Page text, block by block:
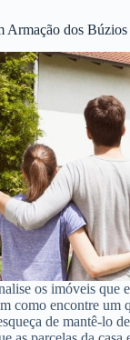
Armação dos Búzios
os imóveis que
como encontre um
de mantê-lo